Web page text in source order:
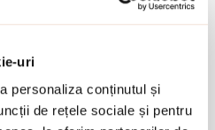
uri
personaliza conținutul și
de rețele sociale și pentru
cubic zirconia
sau intr-un saculet de catifea